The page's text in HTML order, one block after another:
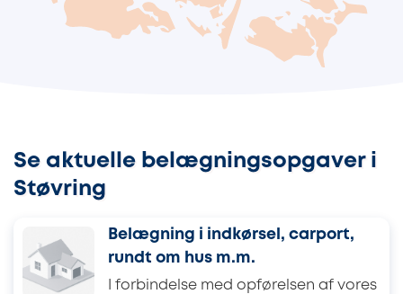
Se aktuelle belægningsopgaver i
Støvring
Belægning i indkørsel, carport,
rundt om hus m.m.
I forbindelse med opførelsen af vores